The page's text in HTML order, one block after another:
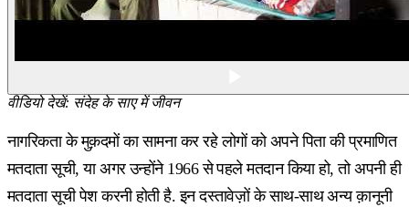
वीडियो देखें: संदेह के साए में जीवन
नागरिकता के मुक़दमों का सामना कर रहे लोगों को अपने पिता की प्रमाणित
मतदाता सूची, या अगर उन्होंने 1966 से पहले मतदान किया हो, तो अपनी ही
मतदाता सूची पेश करनी होती है. इन दस्तावेज़ों के साथ-साथ अन्य क़ानूनी